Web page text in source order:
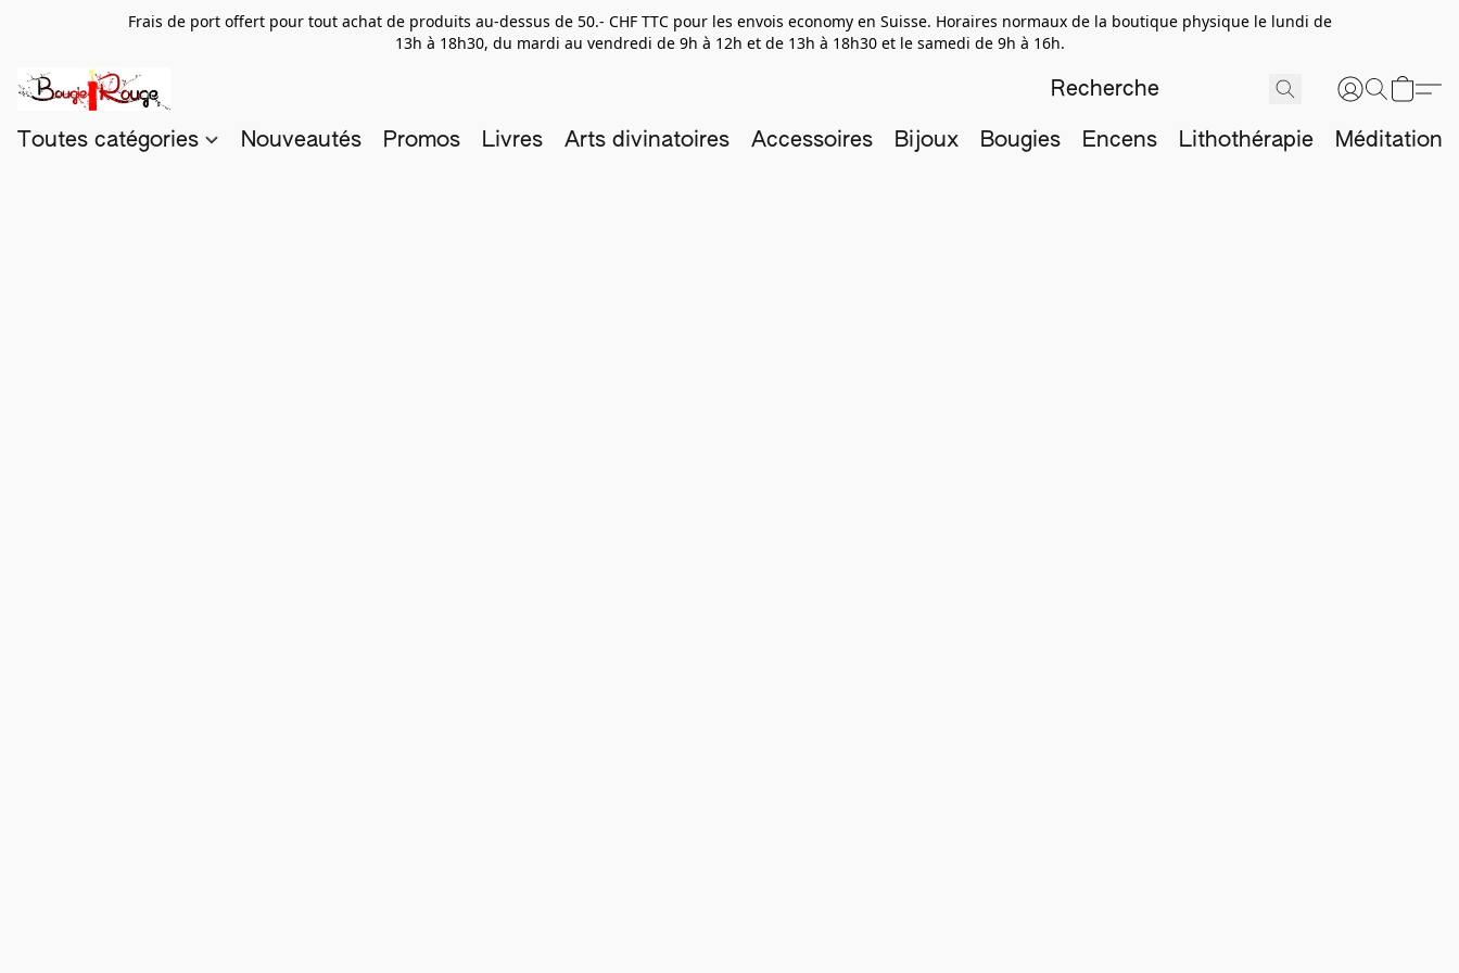
Frais de port offert pour tout achat de produits au-dessus de 50.- CHF TTC pour les envois economy en Suisse. Horaires normaux de la boutique physique le lundi de
13h à 18h30, du mardi au vendredi de 9h à 12h et de 13h à 18h30 et le samedi de 9h à 16h.
Toutes catégories Nouveautés Promos Livres Arts divinatoires Accessoires Bijoux Bougies Encens Lithothérapie Méditation